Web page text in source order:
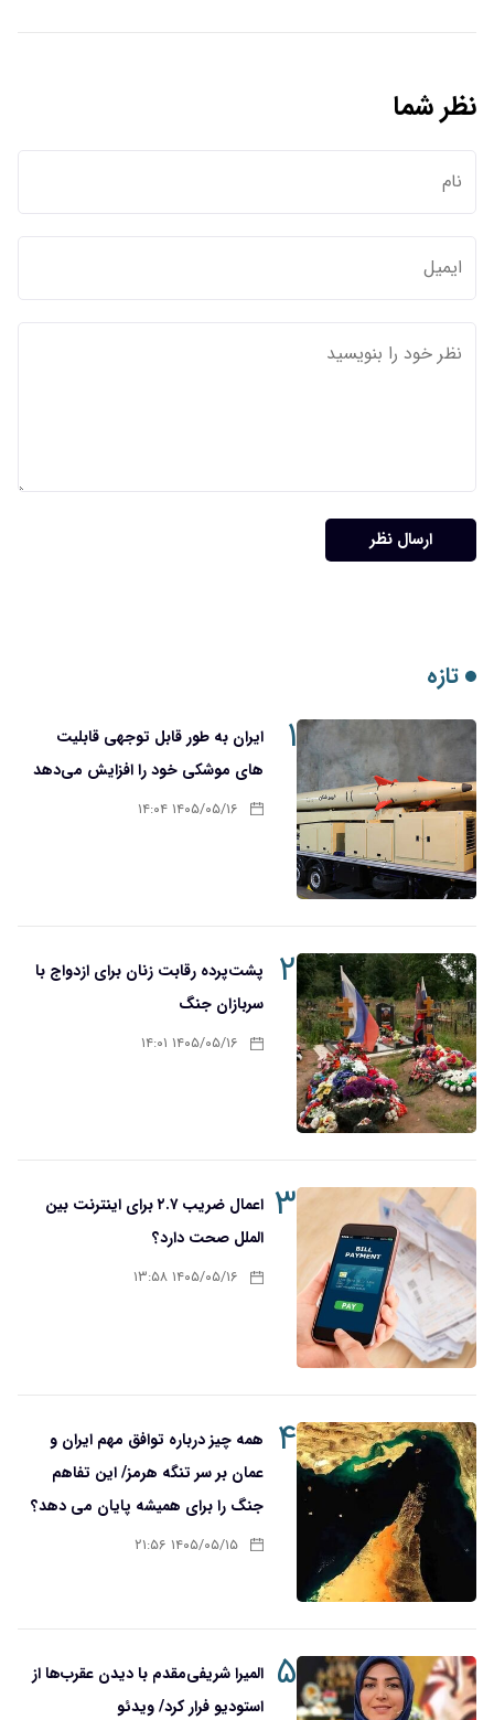
نظر شما
ارسال نظر
تازه
۱
ایران به طور قابل توجهی قابلیت
های موشکی خود را افزایش می‌دهد
۱۴۰۵/۰۵/۱۶ ۱۴:۰۴
۲
پشت‌پرده رقابت زنان برای ازدواج با
سربازان جنگ
۱۴۰۵/۰۵/۱۶ ۱۴:۰۱
۳
اعمال ضریب ۲.۷ برای اینترنت بین
الملل صحت دارد؟
۱۴۰۵/۰۵/۱۶ ۱۳:۵۸
۴
همه چیز درباره توافق مهم ایران و
عمان بر سر تنگه هرمز/ این تفاهم
جنگ را برای همیشه پایان می دهد؟
۱۴۰۵/۰۵/۱۵ ۲۱:۵۶
۵ المیرا شریفی‌مقدم با دیدن عقرب‌ها از
استودیو فرار کرد/ ویدئو